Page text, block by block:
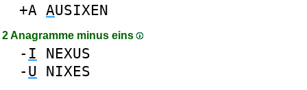
+A AUSIXEN
2 Anagramme minus eins
- I
NEXUS
- U NIXES